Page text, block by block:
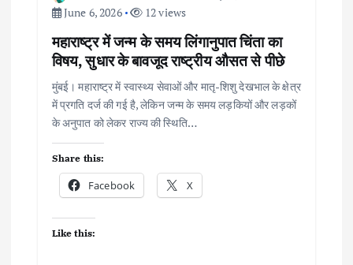
June 6, 2026
12 views
महाराष्ट्र में जन्म के समय लिंगानुपात चिंता का
विषय, सुधार के बावजूद राष्ट्रीय औसत से पीछे
मुंबई। महाराष्ट्र में स्वास्थ्य सेवाओं और मातृ-शिशु देखभाल के क्षेत्र
में प्रगति दर्ज की गई है, लेकिन जन्म के समय लड़कियों और लड़कों
के अनुपात को लेकर राज्य की स्थिति…
Share this:
Facebook X
Like this: